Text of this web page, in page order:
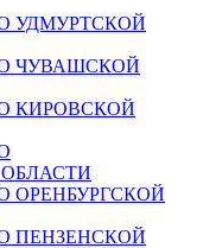
УДМУРТСКОЙ
ЧУВАШСКОЙ
КИРОВСКОЙ
ОРЕНБУРГСКОЙ
ПЕНЗЕНСКОЙ